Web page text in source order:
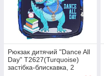
Рюкзак дитячий "Dance All
Day" T2627(Turquoise)
застібка-блискавка, 2